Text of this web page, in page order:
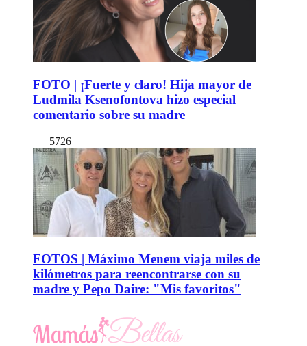
FOTO | ¡Fuerte y claro! Hija mayor de
Ludmila Ksenofontova hizo especial
comentario sobre su madre
5726
FOTOS | Máximo Menem viaja miles de
kilómetros para reencontrarse con su
madre y Pepo Daire: "Mis favoritos"